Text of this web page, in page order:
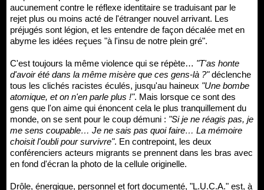
aucunement contre le réflexe identitaire se traduisant par le
rejet plus ou moins acté de l'étranger nouvel arrivant. Les
préjugés sont légion, et les entendre de façon décalée met en
abyme les idées reçues "à l'insu de notre plein gré".
C'est toujours la même violence qui se répète… "T'as honte
d'avoir été dans la même misère que ces gens-là ?"déclenche
tous les clichés racistes éculés, jusqu'au haineux "Une bombe
atomique, et on n'en parle plus !". Mais lorsque ce sont des
gens que l'on aime qui énoncent cela le plus tranquillement du
monde, on se sent pour le coup démuni : "Si je ne réagis pas, je
me sens coupable… Je ne sais pas quoi faire… La mémoire
choisit l'oubli pour survivre". En contrepoint, les deux
conférenciers acteurs migrants se prennent dans les bras avec
en fond d'écran la photo de la cellule originelle.
Drôle, énergique, personnel et fort documenté, "L.U.C.A." est, à